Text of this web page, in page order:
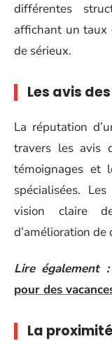
différentes
affichant un taux
de sérieux.
Les avis
La réputation
travers les avis
témoignages et
spécialisées.
vision claire
d’amélioration
Lire également :
pour des
La